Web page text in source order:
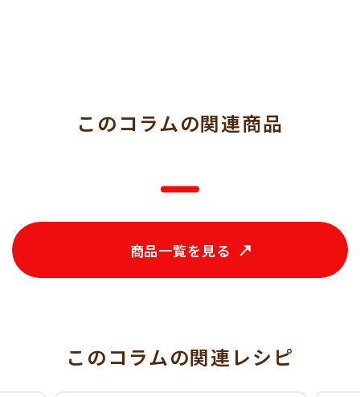
このコラムの関連商品
商品一覧を見る
このコラムの関連レシピ